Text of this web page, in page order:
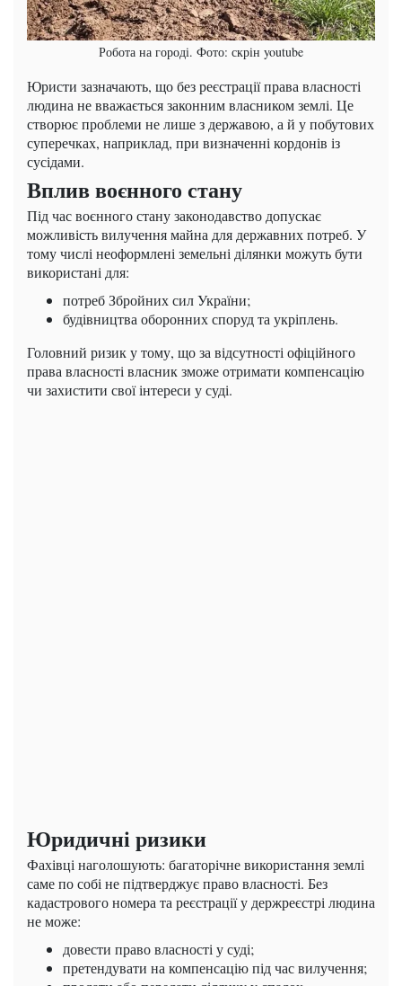
Робота на городі. Фото: скрін youtube
Юристи зазначають, що без реєстрації права власності
людина не вважається законним власником землі. Це
створює проблеми не лише з державою, а й у побутових
суперечках, наприклад, при визначенні кордонів із
сусідами.
Вплив воєнного стану
Під час воєнного стану законодавство допускає
можливість вилучення майна для державних потреб. У
тому числі неоформлені земельні ділянки можуть бути
використані для:
потреб Збройних сил України;
будівництва оборонних споруд та укріплень.
Головний ризик у тому, що за відсутності офіційного
права власності власник зможе отримати компенсацію
чи захистити свої інтереси у суді.
Юридичні ризики
Фахівці наголошують: багаторічне використання землі
саме по собі не підтверджує право власності. Без
кадастрового номера та реєстрації у держреєстрі людина
не може:
довести право власності у суді;
претендувати на компенсацію під час вилучення;